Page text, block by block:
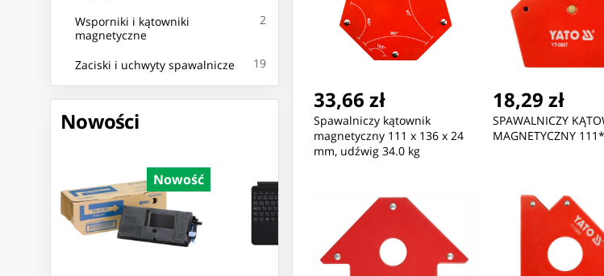
Wsporniki i kątowniki
magnetyczne
2
Zaciski i uchwyty spawalnicze 19
Nowości
Nowość
33,66 zł
Spawalniczy kątownik
magnetyczny 111 x 136 x 24
mm, udźwig 34.0 kg
18,29 zł
SPAWALNICZY
MAGNETYCZNY